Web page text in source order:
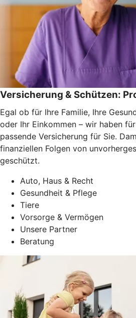
Versicherung & Schützen:
Egal ob für Ihre Familie, Ihre
oder Ihr Einkommen – wir haben
passende Versicherung für Sie.
finanziellen Folgen von
geschützt.
Auto, Haus & Recht
Gesundheit & Pflege
Tiere
Vorsorge & Vermögen
Unsere Partner
Beratung